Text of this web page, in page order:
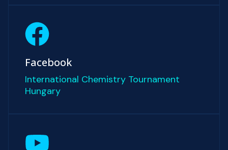
Facebook
International Chemistry Tournament
Hungary